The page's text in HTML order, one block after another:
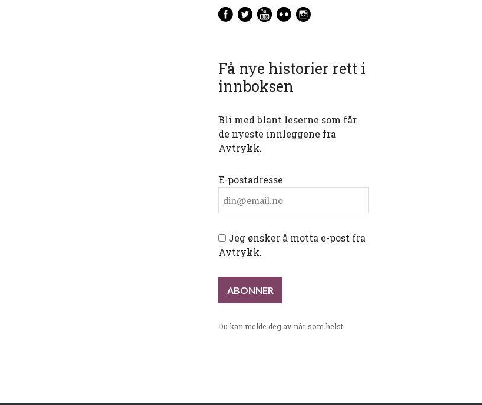
Få nye historier rett i
innboksen
Bli med blant leserne som får
de nyeste innleggene fra
Avtrykk.
E-postadresse
Jeg ønsker å motta e-post fra
Avtrykk.
Du kan melde deg av når som helst.